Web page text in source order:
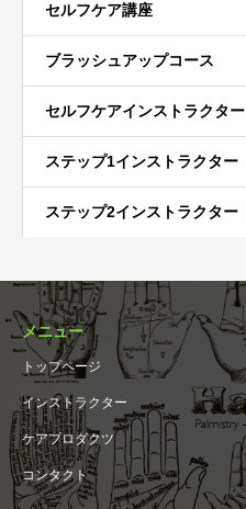
セルフケア講座
ブラッシュアップコース
セルフケアインストラクター
ステップ1インストラクター
ステップ2インストラクター
メニュー
トップページ
インストラクター
ケアプロダクツ
コンタクト